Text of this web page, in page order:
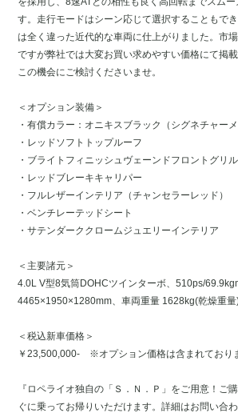
す。走行モードはシーン応じて選択することもで
は全く違った近代的な車両に仕上がりました。市
ですが弊社では大変お買い求めやすい価格にて掲
この機会にご検討くださいませ。
＜オプション装備＞
・有償カラー：オニキスブラック（シグネチャーメ
・レッドソフトトップルーフ
・ブライトフィニッシュヴェーンドフロントグリル
・レッドブレーキキャリパー
・フルレザーインテリア（チャンセラーレッド）
・ベンチレーテッドシート
・サテンダーククロームジュエリーインテリア
＜主要諸元＞
4.0L V型8気筒DOHCツインターボ、510ps/
4465×1950×1280mm、車両重量 1628kg(乾燥重量
＜税込新車価格＞
￥23,500,000- ※オプション価格は含まれており
『ロペライオ独自の「Ｓ．Ｎ．Ｐ」をご用意！ご
ぐに乗ってお帰りいただけます。詳細はお問い合わ